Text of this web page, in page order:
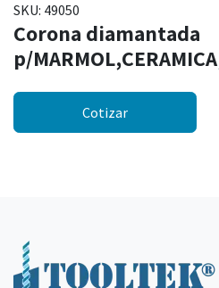
SKU: 49050
Corona diamantada
p/
Cotizar